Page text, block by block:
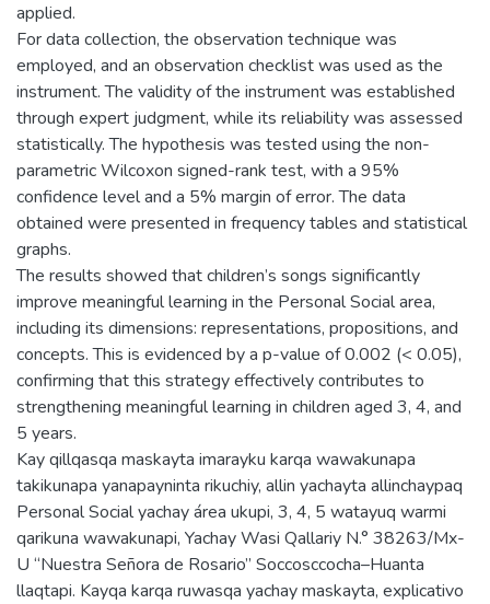
applied.
For data collection, the observation technique was
employed, and an observation checklist was used as the
instrument. The validity of the instrument was established
through expert judgment, while its reliability was assessed
statistically. The hypothesis was tested using the non-
parametric Wilcoxon signed-rank test, with a 95%
confidence level and a 5% margin of error. The data
obtained were presented in frequency tables and statistical
graphs.
The results showed that children’s songs significantly
improve meaningful learning in the Personal Social area,
including its dimensions: representations, propositions, and
concepts. This is evidenced by a p-value of 0.002 (< 0.05),
confirming that this strategy effectively contributes to
strengthening meaningful learning in children aged 3, 4, and
5 years.
Kay qillqasqa maskayta imarayku karqa wawakunapa
takikunapa yanapayninta rikuchiy, allin yachayta allinchaypaq
Personal Social yachay área ukupi, 3, 4, 5 watayuq warmi
qarikuna wawakunapi, Yachay Wasi Qallariy N.° 38263/Mx-
U “Nuestra Señora de Rosario” Soccosccocha–Huanta
llaqtapi. Kayqa karqa ruwasqa yachay maskayta, explicativo